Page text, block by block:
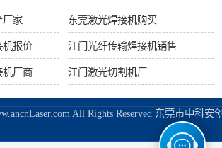
厂家 东莞激光焊接机购买
机报价 江门光纤传输焊接机销售
机厂商 江门激光切割机厂
All Rights Reserved 东莞市中科